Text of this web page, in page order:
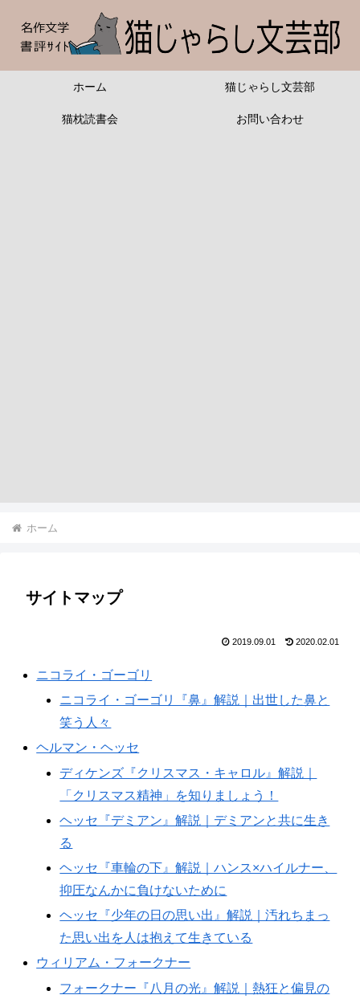
ホーム 猫じゃらし文芸部
猫枕読書会 お問い合わせ
ホーム
サイトマップ
2019.09.01 2020.02.01
ニコライ・ゴーゴリ
ニコライ・ゴーゴリ『鼻』解説｜出世した鼻と
笑う人々
ヘルマン・ヘッセ
ディケンズ『クリスマス・キャロル』解説｜
「クリスマス精神」を知りましょう！
ヘッセ『デミアン』解説｜デミアンと共に生き
る
ヘッセ『車輪の下』解説｜ハンス×ハイルナー、
抑圧なんかに負けないために
ヘッセ『少年の日の思い出』解説｜汚れちまっ
た思い出を人は抱えて生きている
ウィリアム・フォークナー
フォークナー『八月の光』解説｜熱狂と偏見の